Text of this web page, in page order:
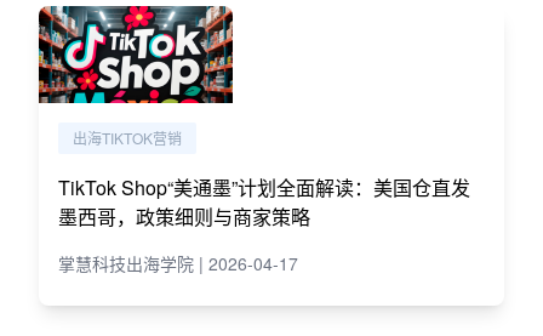
出海TIKTOK营销
TikTok Shop“美通墨”计划全面解读：美国仓直发
墨西哥，政策细则与商家策略
掌慧科技出海学院 | 2026-04-17